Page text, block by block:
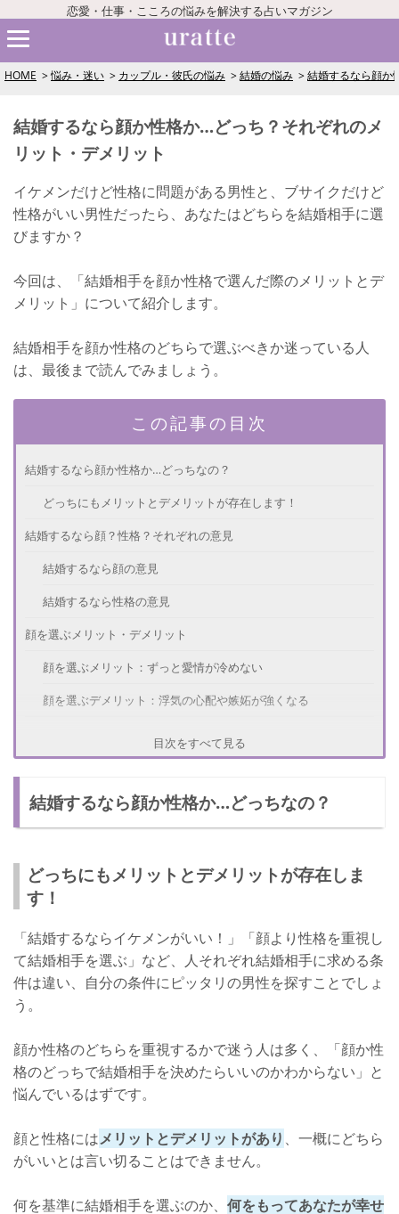
恋愛・仕事・こころの悩みを解決する占いマガジン
HOME 悩み・迷い カップル・彼氏の悩み 結婚の悩み 結婚するなら顔か
結婚するなら顔か性格か…どっち？それぞれのメ
リット・デメリット
イケメンだけど性格に問題がある男性と、ブサイクだけど
性格がいい男性だったら、あなたはどちらを結婚相手に選
びますか？
今回は、「結婚相手を顔か性格で選んだ際のメリットとデ
メリット」について紹介します。
結婚相手を顔か性格のどちらで選ぶべきか迷っている人
は、最後まで読んでみましょう。
この記事の目次
結婚するなら顔か性格か…どっちなの？
どっちにもメリットとデメリットが存在します！
結婚するなら顔？性格？それぞれの意見
結婚するなら顔の意見
結婚するなら性格の意見
顔を選ぶメリット・デメリット
顔を選ぶメリット：ずっと愛情が冷めない
顔を選ぶデメリット：浮気の心配や嫉妬が強くなる
性格を選ぶデメリット：些細なことでイライラしてしまう
どっちを選ぶのかはあなた次第！
目次をすべて見る
結婚するなら顔か性格か…どっちなの？
どっちにもメリットとデメリットが存在しま
す！
「結婚するならイケメンがいい！」「顔より性格を重視し
て結婚相手を選ぶ」など、人それぞれ結婚相手に求める条
件は違い、自分の条件にピッタリの男性を探すことでしょ
う。
顔か性格のどちらを重視するかで迷う人は多く、「顔か性
格のどっちで結婚相手を決めたらいいのかわからない」と
悩んでいるはずです。
顔と性格にはメリットとデメリットがあり 、一概にどちら
がいいとは言い切ることはできません。
何を基準に結婚相手を選ぶのか、 何をもってあなたが幸せ